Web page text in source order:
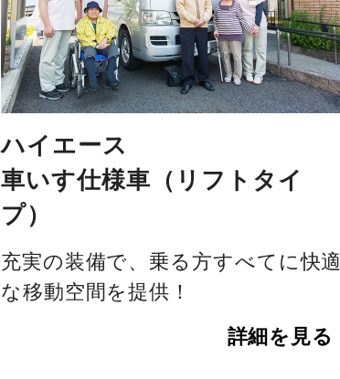
ハイエース
車いす仕様車（リフトタイ
プ）
充実の装備で、乗る方すべてに快適
な移動空間を提供！
詳細を見る